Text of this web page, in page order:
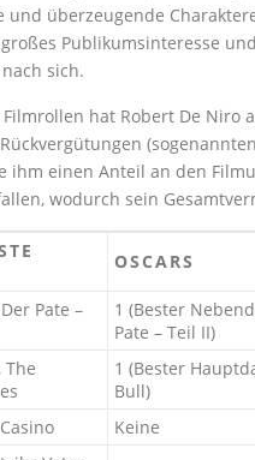
und überzeugende
Publikumsinteresse und
sich.
hat Robert De Niro
(sogenannten
ihm einen Anteil an den
wodurch sein
OSCARS
Pate –
1 (Bester
Pate – Teil II)
The
1 (Bester
Bull)
Keine